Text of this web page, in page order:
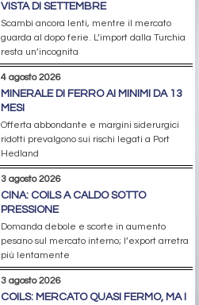
VISTA DI SETTEMBRE
Scambi ancora lenti, mentre il mercato
guarda al dopo ferie. L’import dalla Turchia
resta un’incognita
4 agosto 2026
MINERALE DI FERRO AI MINIMI DA 13
MESI
Offerta abbondante e margini siderurgici
ridotti prevalgono sui rischi legati a Port
Hedland
3 agosto 2026
CINA: COILS A CALDO SOTTO
PRESSIONE
Domanda debole e scorte in aumento
pesano sul mercato interno; l’export arretra
più lentamente
3 agosto 2026
COILS: MERCATO QUASI FERMO, MA I